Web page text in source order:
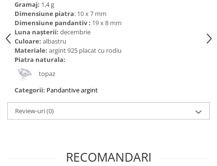
Gramaj: 1,4 g
Dimensiune piatra: 10 x 7 mm
Dimensiune pandantiv : 19 x 8 mm
Luna nașterii: decembrie
Culoare: albastru
Materiale: argint 925 placat cu rodiu
Piatra naturala:
topaz
Categorii: Pandantive argint
Review-uri(0)
RECOMANDARI